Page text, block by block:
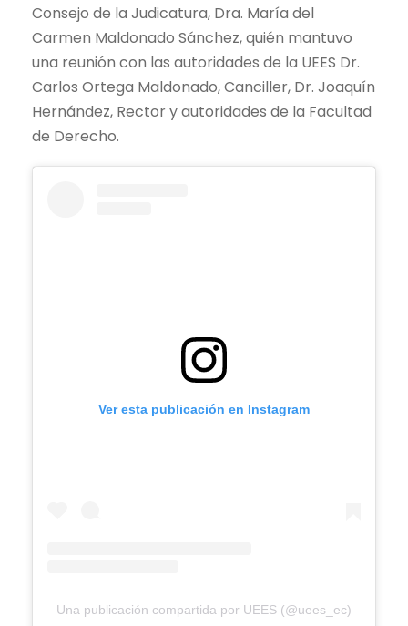
Consejo de la Judicatura, Dra. María del
Carmen Maldonado Sánchez, quién mantuvo
una reunión con las autoridades de la UEES Dr.
Carlos Ortega Maldonado, Canciller, Dr. Joaquín
Hernández, Rector y autoridades de la Facultad
de Derecho.
Ver esta publicación en Instagram
Una publicación compartida por UEES (@uees_ec)